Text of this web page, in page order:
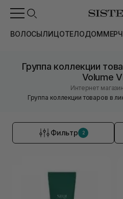
ВОЛОСЫЛИЦОТЕЛОДОММЕРЧ
Группа коллекции
Volume
Интернет
Группа коллекции товаров в
Фильтр 2